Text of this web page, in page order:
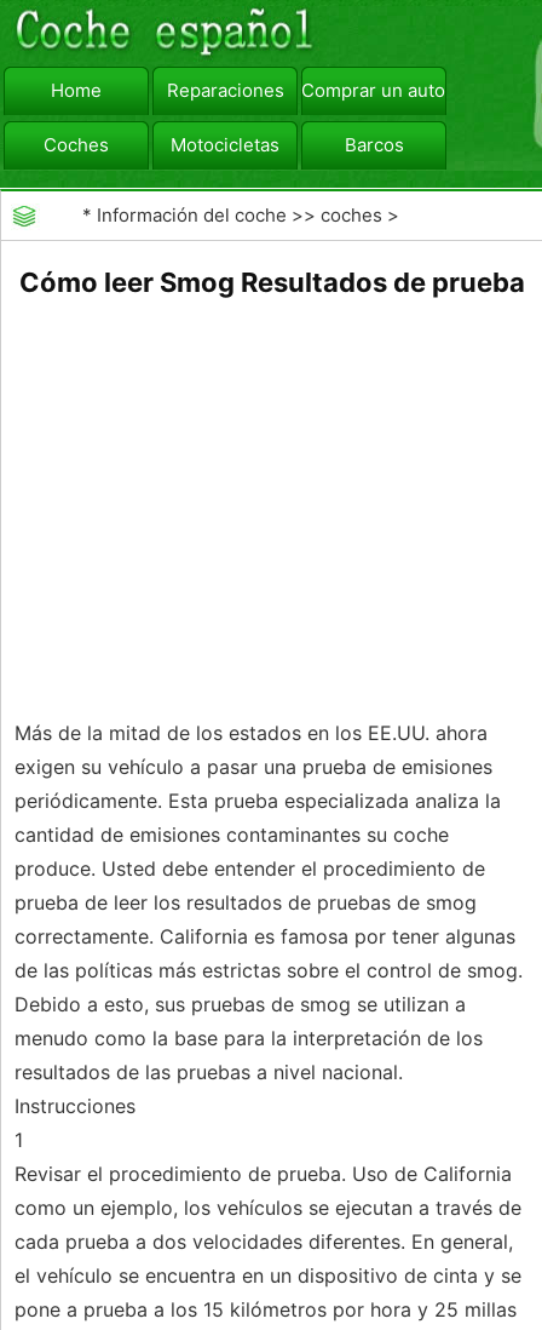
Home Reparaciones Comprar un automóvil
Coches Motocicletas Barcos
viajar Camiones
* Información del coche >>coches >
Cómo leer Smog Resultados de prueba
Más de la mitad de los estados en los EE.UU. ahora
exigen su vehículo a pasar una prueba de emisiones
periódicamente. Esta prueba especializada analiza la
cantidad de emisiones contaminantes su coche
produce. Usted debe entender el procedimiento de
prueba de leer los resultados de pruebas de smog
correctamente. California es famosa por tener algunas
de las políticas más estrictas sobre el control de smog.
Debido a esto, sus pruebas de smog se utilizan a
menudo como la base para la interpretación de los
resultados de las pruebas a nivel nacional.
Instrucciones
1
Revisar el procedimiento de prueba. Uso de California
como un ejemplo, los vehículos se ejecutan a través de
cada prueba a dos velocidades diferentes. En general,
el vehículo se encuentra en un dispositivo de cinta y se
pone a prueba a los 15 kilómetros por hora y 25 millas